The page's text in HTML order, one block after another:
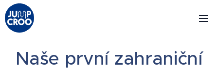
Naše první zahraniční